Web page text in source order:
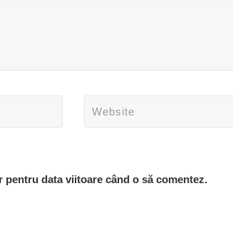
data viitoare când o să comentez.